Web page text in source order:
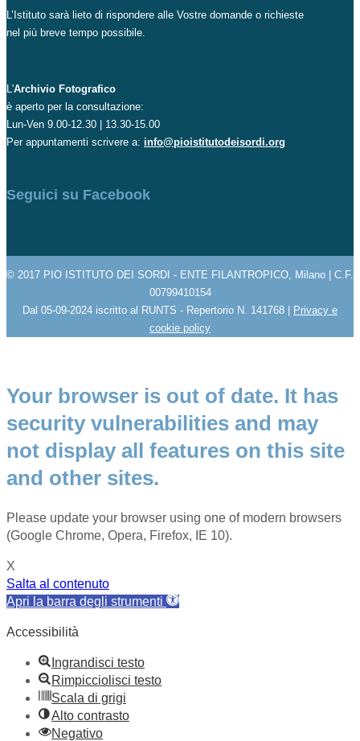
L’Istituto sarà lieto di rispondere alle Vostre domande o richieste
nel più breve tempo possibile.
L'Archivio Fotografico
è aperto per la consultazione:
Lun-Ven 9.00-12.30 | 13.30-15.00
Per appuntamenti scrivere a: info@pioistitutodeisordi.org
Seguici su Facebook
© 2017 PIO ISTITUTO DEI SORDI - ENTE FILANTROPICO, Milano | C.F.
00799410154
Dal 05-09-2024 iscritto al RUNTS - Repertorio N. 141768 | Privacy e
cookie policy
Your browser is out of date. It has
security vulnerabilities and may
not display all features on this site
and other sites.
Please update your browser using one of modern browsers
(Google Chrome, Opera, Firefox, IE 10).
X
Salta al contenuto
Apri la barra degli strumenti
Accessibilità
Ingrandisci testo
Rimpicciolisci testo
Scala di grigi
Alto contrasto
Negativo